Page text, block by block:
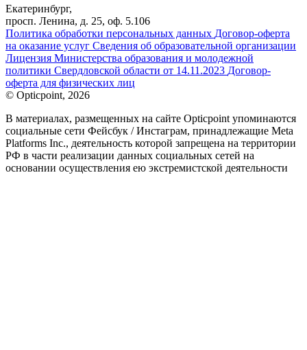
Екатеринбург,
просп. Ленина, д. 25, оф. 5.106
Политика обработки персональных данных Договор-оферта
на оказание услуг Сведения об образовательной организации
Лицензия Министерства образования и молодежной
политики Свердловской области от 14.11.2023 Договор-
оферта для физических лиц
© Opticpoint, 2026
В материалах, размещенных на сайте Opticpoint упоминаются
социальные сети Фейсбук / Инстаграм, принадлежащие Meta
Platforms Inc., деятельность которой запрещена на территории
РФ в части реализации данных социальных сетей на
основании осуществления ею экстремистской деятельности